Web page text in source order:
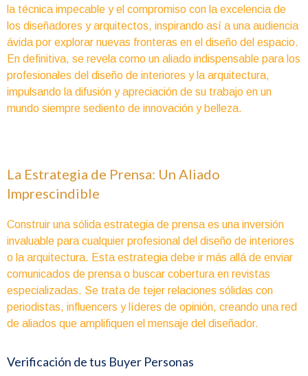
la técnica impecable y el compromiso con la excelencia de
los diseñadores y arquitectos, inspirando así a una audiencia
ávida por explorar nuevas fronteras en el diseño del espacio.
En definitiva, se revela como un aliado indispensable para los
profesionales del diseño de interiores y la arquitectura,
impulsando la difusión y apreciación de su trabajo en un
mundo siempre sediento de innovación y belleza.
La Estrategia de Prensa: Un Aliado
Imprescindible
Construir una sólida estrategia de prensa es una inversión
invaluable para cualquier profesional del diseño de interiores
o la arquitectura. Esta estrategia debe ir más allá de enviar
comunicados de prensa o buscar cobertura en revistas
especializadas. Se trata de tejer relaciones sólidas con
periodistas, influencers y líderes de opinión, creando una red
de aliados que amplifiquen el mensaje del diseñador.
Verificación de tus Buyer Personas